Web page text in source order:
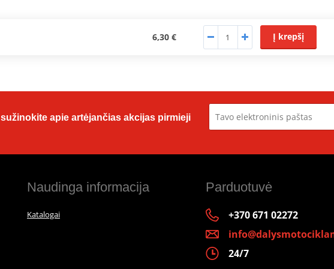
6,30 € Į krepšį
apie artėjančias akcijas pirmieji
Naudinga informacija
Katalogai
Parduotuvė
+370 671 02272
24/7